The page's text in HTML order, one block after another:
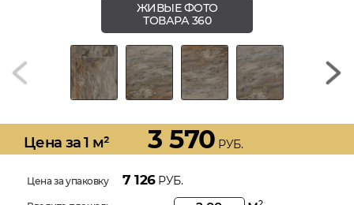
ЖИВЫЕ ФОТО
ТОВАРА 360
Цена за 1 м² 3 570 РУБ.
Цена за упаковку 7 126РУБ.